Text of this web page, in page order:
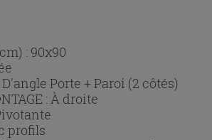
: 90x90
D'angle Porte + Paroi (2 côtés)
:À droite
profils